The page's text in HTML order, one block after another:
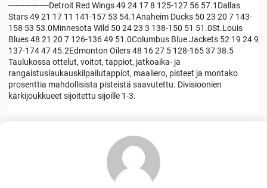
-----------------Detroit Red Wings 49 24 17 8 125-127 56 57.1Dallas
Stars 49 21 17 11 141-157 53 54.1Anaheim Ducks 50 23 20 7 143-
158 53 53.0Minnesota Wild 50 24 23 3 138-150 51 51.0St.Louis
Blues 48 21 20 7 126-136 49 51.0Columbus Blue Jackets 52 19 24 9
137-174 47 45.2Edmonton Oilers 48 16 27 5 128-165 37 38.5
Taulukossa ottelut, voitot, tappiot, jatkoaika- ja
rangaistuslaukauskilpailutappiot, maaliero, pisteet ja montako
prosenttia mahdollisista pisteistä saavutettu. Divisioonien
kärkijoukkueet sijoitettu sijoille 1-3.